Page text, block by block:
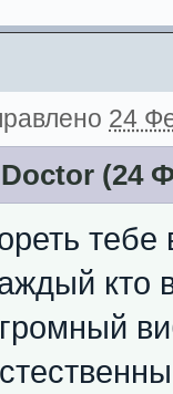
24
Doctor (24
кто